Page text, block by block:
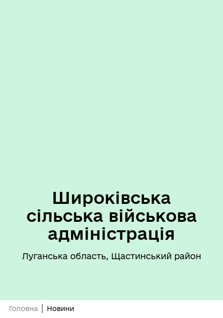
Широківська
сільська військова
адміністрація
Луганська область, Щастинський район
Головна Новини